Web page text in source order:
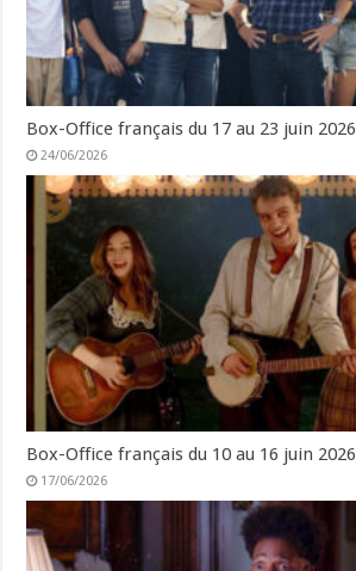
Box-Office français du 17 au 23 juin 2026
24/06/2026
Box-Office français du 10 au 16 juin 2026
17/06/2026